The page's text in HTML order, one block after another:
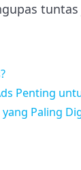
Penting
Paling